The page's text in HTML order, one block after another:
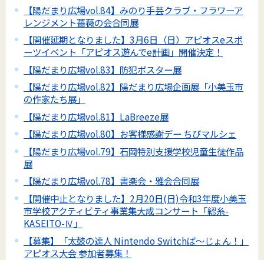
【陽だまり広場vol.84】みのり手芸クラブ・フラワーア
レンジメント薔薇の会合同展
【開催延期となりました】3月6日（日）アピオスeスポ
ーツイベント「アピオス遊んでe計画」開催決定！
【陽だまり広場vol.83】防犯ポスター展
【陽だまり広場vol.82】陽だまり広場企画展「小美玉市
の作家たち展」
【陽だまり広場vol.81】LaBreeze展
【陽だまり広場vol.80】お客様感謝デー ちびマルシェ
【陽だまり広場vol.79】石岡特別支援学校児童生徒作品
展
【陽だまり広場vol.78】書楽会・雅会合同展
【開催中止となりました】2月20日(日)令和3年度小美玉
市学校アクティビティ事業集大成コンサート「綛糸-
KASEITO-Ⅳ」
【募集】「太鼓の達人 Nintendo Switchば～じょん！」
アピオス大会 参加者募集！